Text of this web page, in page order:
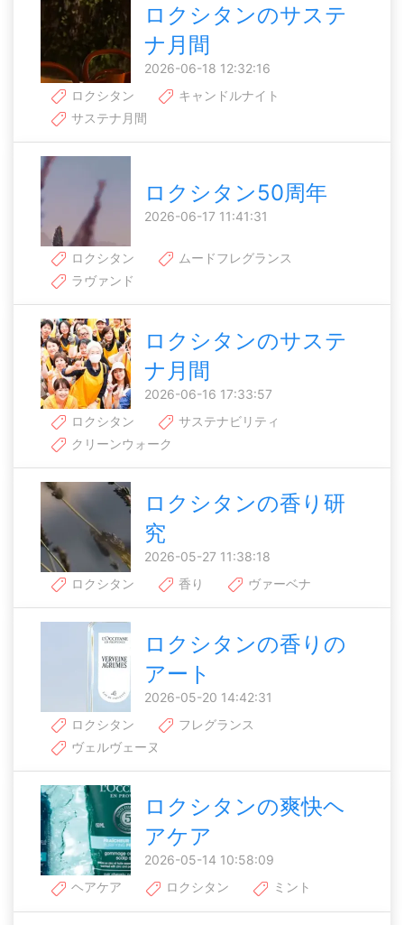
ロクシタンのサステ
ナ月間
2026-06-18 12:32:16
ロクシタン
キャンドルナイト
サステナ月間
ロクシタン50周年
2026-06-17 11:41:31
ロクシタン
ムードフレグランス
ラヴァンド
ロクシタンのサステ
ナ月間
2026-06-16 17:33:57
ロクシタン
サステナビリティ
クリーンウォーク
ロクシタンの香り研
究
2026-05-27 11:38:18
ロクシタン
香り ヴァーベナ
ロクシタンの香りの
アート
2026-05-20 14:42:31
ロクシタン
フレグランス
ヴェルヴェーヌ
ロクシタンの爽快ヘ
アケア
2026-05-14 10:58:09
ヘアケア
ロクシタン ミント